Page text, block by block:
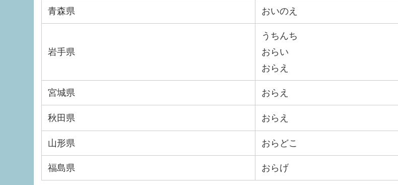
青森県 おいのえ
岩手県
うちんち
おらい
おらえ
宮城県 おらえ
秋田県 おらえ
山形県 おらどこ
福島県 おらげ